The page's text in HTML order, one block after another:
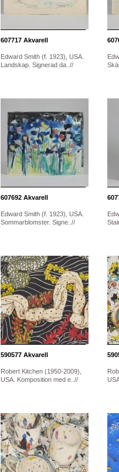
607717 Akvarell
Edward Smith (f. 1923), USA.
Landskap. Signerad da..//
607692 Akvarell
Edward Smith (f. 1923), USA.
Sommarblomster. Signe..//
590577 Akvarell
Robert Kitchen (1950-2009),
USA. Komposition med e..//